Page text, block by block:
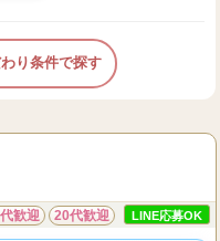
り条件で探す
歓迎 20代歓迎 LINE応募OK